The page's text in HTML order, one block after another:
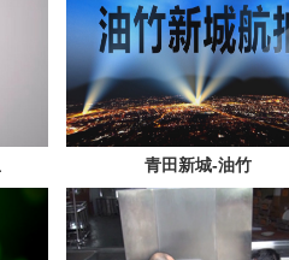
青田新城-油竹